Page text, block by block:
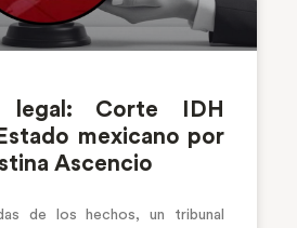
legal: Corte IDH
mexicano por
Ascencio
de los hechos, un tribunal